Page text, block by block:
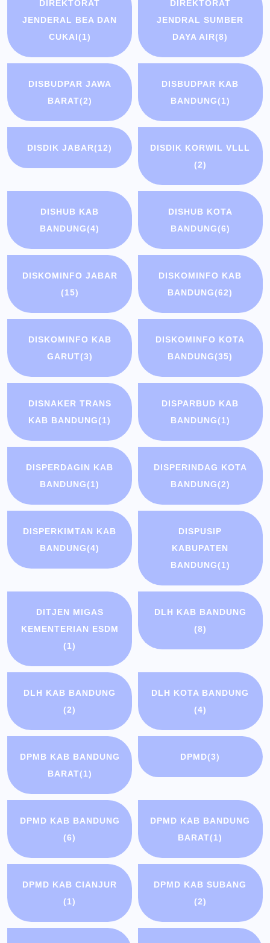
DIREKTORAT
JENDERAL BEA DAN
CUKAI(1)
DIREKTORAT
JENDRAL SUMBER
DAYA AIR(8)
DISBUDPAR JAWA
BARAT(2)
DISBUDPAR KAB
BANDUNG(1)
DISDIK JABAR(12)
DISDIK KORWIL VLLL
(2)
DISHUB KAB
BANDUNG(4)
DISHUB KOTA
BANDUNG(6)
DISKOMINFO JABAR
(15)
DISKOMINFO KAB
BANDUNG(62)
DISKOMINFO KAB
GARUT(3)
DISKOMINFO KOTA
BANDUNG(35)
DISNAKER TRANS
KAB BANDUNG(1)
DISPARBUD KAB
BANDUNG(1)
DISPERDAGIN KAB
BANDUNG(1)
DISPERINDAG KOTA
BANDUNG(2)
DISPERKIMTAN KAB
BANDUNG(4)
DISPUSIP
KABUPATEN
BANDUNG(1)
DITJEN MIGAS
KEMENTERIAN ESDM
(1)
DLH KAB BANDUNG
(8)
DLH KAB BANDUNG
(2)
DLH KOTA BANDUNG
(4)
DPMB KAB BANDUNG
BARAT(1)
DPMD(3)
DPMD KAB BANDUNG
(6)
DPMD KAB BANDUNG
BARAT(1)
DPMD KAB CIANJUR
(1)
DPMD KAB SUBANG
(2)